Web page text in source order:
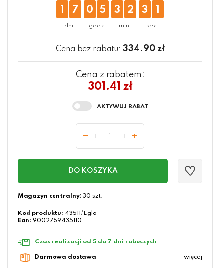
1 7 0 5 3 2 3 0
Cena bez rabatu: 334.90 zł
Cena z rabatem:
301.41 zł
DO KOSZYKA
Magazyn centralny: 30 szt.
Kod produktu: 43511/Eglo
Ean: 9002759435110
Czas realizacji od 5 do 7 dni roboczych
Darmowa dostawa więcej